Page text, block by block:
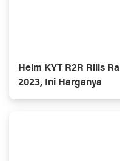
Helm KYT R2R Rilis
2023, Ini Harganya